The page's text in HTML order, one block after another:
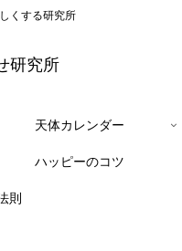
くする研究所
研究所
天体カレンダー
ハッピーのコツ
則